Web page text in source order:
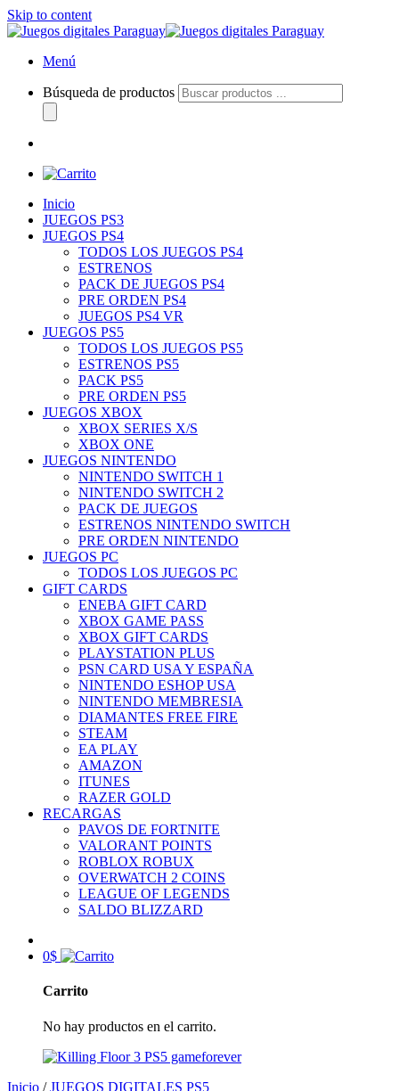
Skip to content
Menú
Búsqueda de productos
Inicio
JUEGOS PS3
JUEGOS PS4
TODOS LOS JUEGOS PS4
ESTRENOS
PACK DE JUEGOS PS4
PRE ORDEN PS4
JUEGOS PS4 VR
JUEGOS PS5
TODOS LOS JUEGOS PS5
ESTRENOS PS5
PACK PS5
PRE ORDEN PS5
JUEGOS XBOX
XBOX SERIES X/S
XBOX ONE
JUEGOS NINTENDO
NINTENDO SWITCH 1
NINTENDO SWITCH 2
PACK DE JUEGOS
ESTRENOS NINTENDO SWITCH
PRE ORDEN NINTENDO
JUEGOS PC
TODOS LOS JUEGOS PC
GIFT CARDS
ENEBA GIFT CARD
XBOX GAME PASS
XBOX GIFT CARDS
PLAYSTATION PLUS
PSN CARD USA Y ESPAÑA
NINTENDO ESHOP USA
NINTENDO MEMBRESIA
DIAMANTES FREE FIRE
STEAM
EA PLAY
AMAZON
ITUNES
RAZER GOLD
RECARGAS
PAVOS DE FORTNITE
VALORANT POINTS
ROBLOX ROBUX
OVERWATCH 2 COINS
LEAGUE OF LEGENDS
SALDO BLIZZARD
0$
Carrito
No hay productos en el carrito.
Inicio / JUEGOS DIGITALES PS5